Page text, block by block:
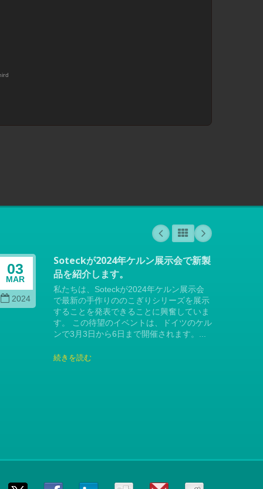
03
MAR
2024
Soteckが2024年ケルン展示会で新製
品を紹介します。
私たちは、Soteckが2024年ケルン展示会
で最新の手作りののこぎりシリーズを展示
することを発表できることに興奮していま
す。 この待望のイベントは、ドイツのケル
ンで3月3日から6日まで開催されます。...
続きを読む